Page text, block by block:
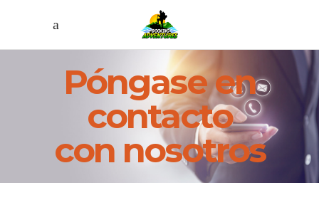
Póngase en
contacto
con nosotros